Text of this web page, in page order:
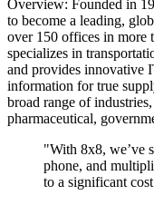
Overview: Founded in
to become a leading,
over 150 offices in more
specializes in
and provides innovative
information for true
broad range of
pharmaceutical,
"With 8x8, we’ve
phone, and
to a significant